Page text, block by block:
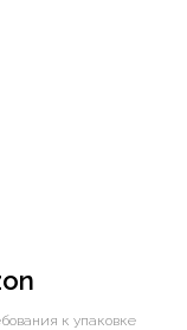
к упаковке